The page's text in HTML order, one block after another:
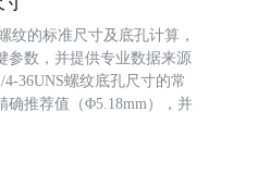
纹的标准尺寸及底孔计算，
参数，并提供专业数据来源
4-36UNS螺纹底孔尺寸的常
确推荐值（Φ5.18mm），并